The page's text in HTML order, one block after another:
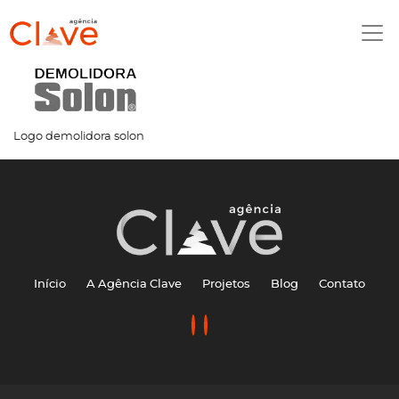
Logo demolidora solon
Início A Agência Clave Projetos Blog Contato